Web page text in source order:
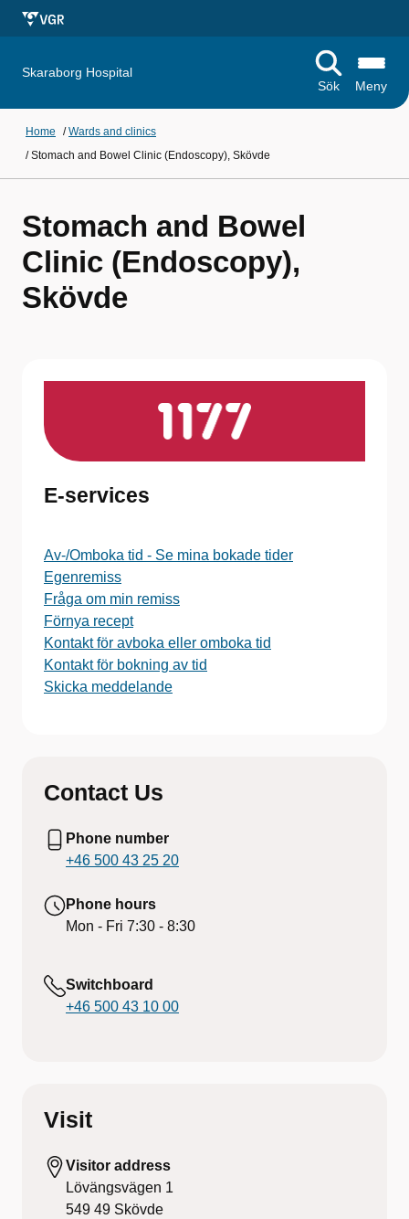
Skaraborg Hospital
Sök
Meny
Home /Wards and clinics
/Stomach and Bowel Clinic (Endoscopy), Skövde
Stomach and Bowel
Clinic (Endoscopy),
Skövde
E-services
Av-/Omboka tid - Se mina bokade tider
Egenremiss
Fråga om min remiss
Förnya recept
Kontakt för avboka eller omboka tid
Kontakt för bokning av tid
Skicka meddelande
Contact Us
Phone number
+46 500 43 25 20
Phone hours
Mon - Fri 7:30 - 8:30
Switchboard
+46 500 43 10 00
Visit
Visitor address
Lövängsvägen 1
549 49 Skövde